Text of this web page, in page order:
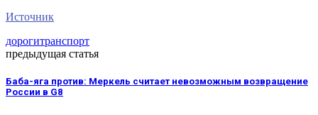
Источник
дорогитранспорт
предыдущая статья
Баба-яга против: Меркель считает невозможным возвращение
России в G8